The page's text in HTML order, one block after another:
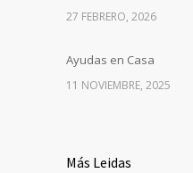
27 FEBRERO, 2026
Ayudas en Casa
11 NOVIEMBRE, 2025
Más Leidas